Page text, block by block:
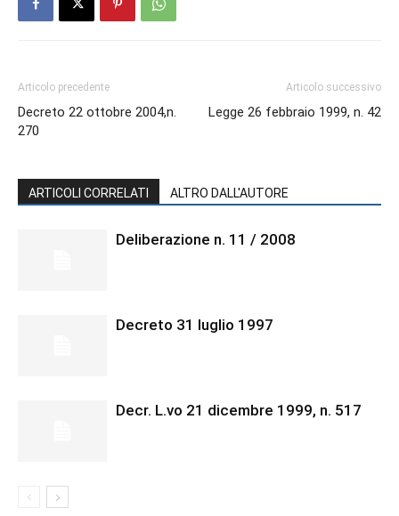
Articolo precedente
Decreto 22 ottobre 2004,n.
270
Articolo successivo
Legge 26 febbraio 1999, n. 42
ARTICOLI CORRELATI ALTRO DALL'AUTORE
Deliberazione n. 11 / 2008
Decreto 31 luglio 1997
Decr. L.vo 21 dicembre 1999, n. 517